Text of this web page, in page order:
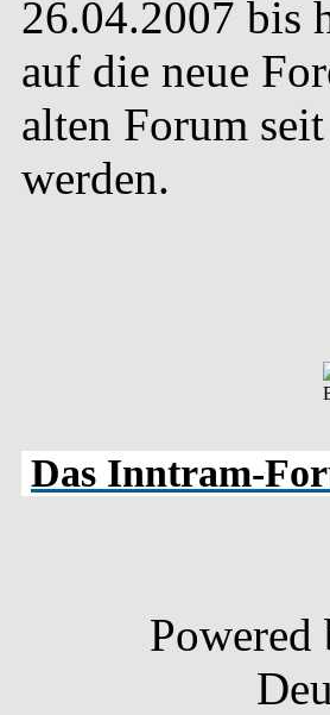
26.04.2007 bis
auf die neue
alten Forum
werden.
Das Inntram-
Powered